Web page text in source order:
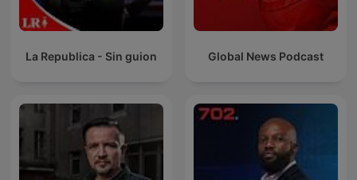
La Republica - Sin guion Global News Podcast